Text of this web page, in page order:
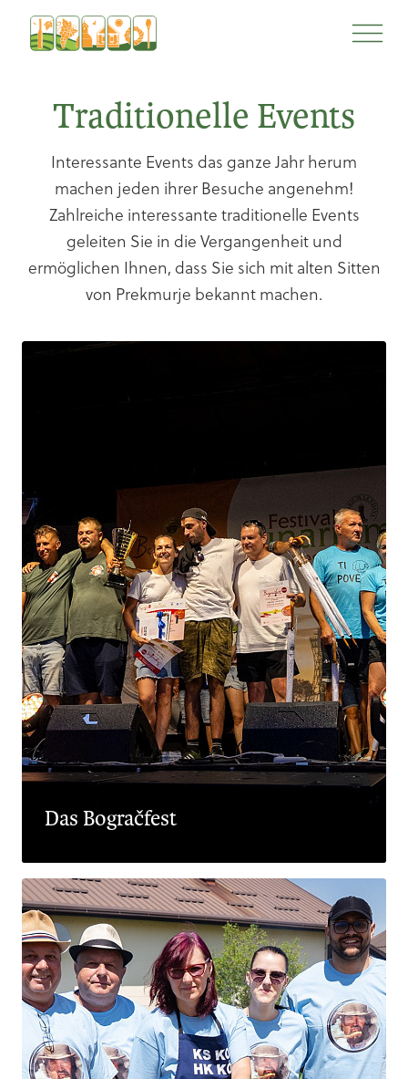
Traditionelle Events
Interessante Events das ganze Jahr herum
machen jeden ihrer Besuche angenehm!
Zahlreiche interessante traditionelle Events
geleiten Sie in die Vergangenheit und
ermöglichen Ihnen, dass Sie sich mit alten Sitten
von Prekmurje bekannt machen.
Das Bogračfest